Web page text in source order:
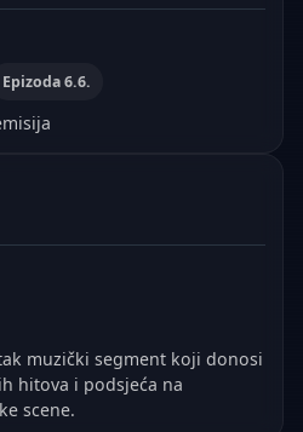
Epizoda 6.6.
muzički segment koji donosi
hitova i podsjeća na
scene.